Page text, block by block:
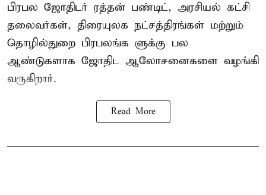
பிரபல ஜோதிடர் ரத்தன் பண்டிட், அரசியல் கட்சி
தலைவர்கள், திரையுலக நட்சத்திரங்கள் மற்றும்
தொழில்துறை பிரபலங்க ளுக்கு பல
ஆண்டுகளாக ஜோதிட ஆலோசனைகளை வழங்கி
வருகிறார்.
Read More